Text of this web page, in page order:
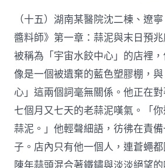
（十五）湖南某醫院沈二棟、遼
醬料師》第一章：蒜泥與末日預
被稱為「宇宙水餃中心」的店裡
像是一個被遺棄的藍色塑膠棚，
心」這兩個詞毫無關係。他正在
七個月又七天的老蒜泥嘆氣。「
蒜泥。」他輕聲細語，彷彿在責
子。店內只有他一個人，連蒼蠅
陳年蒜頭混合著鐵鏽與淡淡絕望